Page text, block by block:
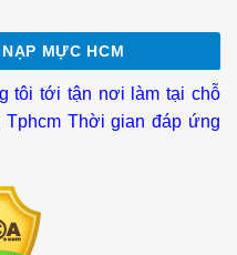
MỰC HCM
tôi tới tận nơi làm tại chỗ
Tphcm Thời gian đáp ứng